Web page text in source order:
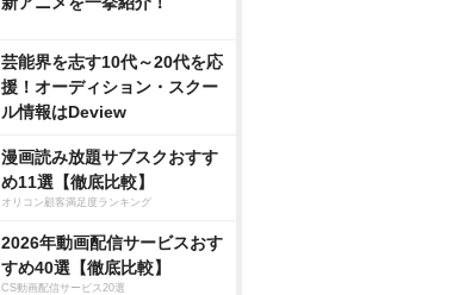
芸能界を志す10代～20代を応
援！オーディション・スクー
ル情報はDeview
漫画読み放題サブスクおすす
め11選【徹底比較】
オリコン顧客満足度ランキング
2026年動画配信サービスおす
すめ40選【徹底比較】
CS動画配信サービス20選